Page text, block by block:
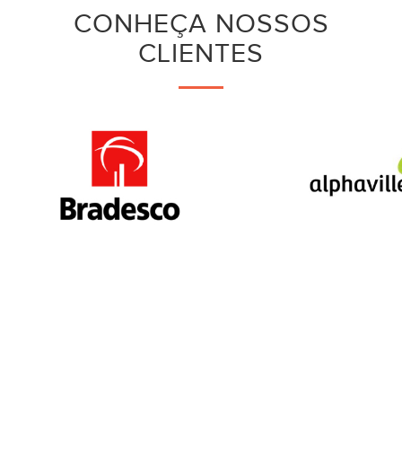
CONHEÇA NOSSOS
CLIENTES